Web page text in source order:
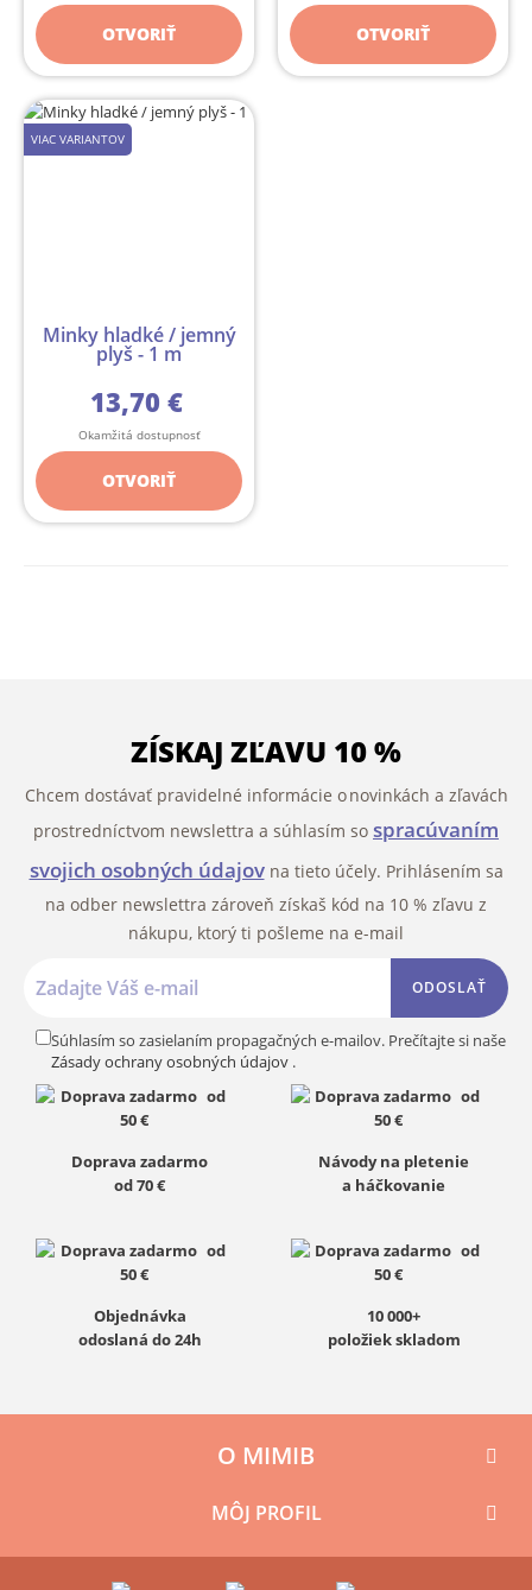
OTVORIŤ OTVORIŤ
VIAC VARIANTOV
Minky hladké / jemný
plyš - 1 m
13,70 €
Okamžitá dostupnosť
OTVORIŤ
ZÍSKAJ ZĽAVU 10 %
Chcem dostávať pravidelné informácie o novinkách a zľavách
prostredníctvom newslettra a súhlasím so spracúvaním
svojich osobných údajovna tieto účely. Prihlásením sa
na odber newslettra zároveň získaš kód na 10 % zľavu z
nákupu, ktorý ti pošleme na e-mail
ODOSLAŤ
Súhlasím so zasielaním propagačných e-mailov. Prečítajte si naše
Zásady ochrany osobných údajov .
Doprava zadarmo
od 70 €
Návody na pletenie
a háčkovanie
Objednávka
odoslaná do 24h
10 000+
položiek skladom
O MIMIB 
MÔJ PROFIL 